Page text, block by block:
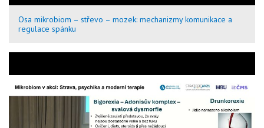
Osa mikrobiom – střevo – mozek: mechanizmy komunikace a
regulace spánku